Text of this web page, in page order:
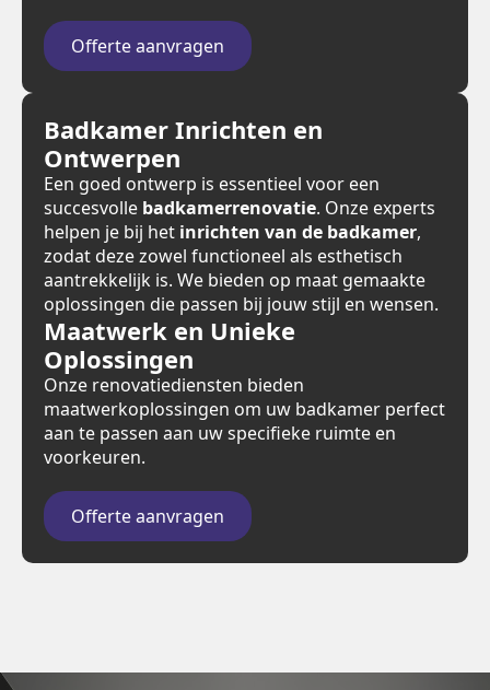
Offerte aanvragen
Badkamer Inrichten en
Ontwerpen
Een goed ontwerp is essentieel voor een
succesvolle badkamerrenovatie. Onze experts
helpen je bij het inrichten van de badkamer,
zodat deze zowel functioneel als esthetisch
aantrekkelijk is. We bieden op maat gemaakte
oplossingen die passen bij jouw stijl en wensen.
Maatwerk en Unieke
Oplossingen
Onze renovatiediensten bieden
maatwerkoplossingen om uw badkamer perfect
aan te passen aan uw specifieke ruimte en
voorkeuren.
Offerte aanvragen